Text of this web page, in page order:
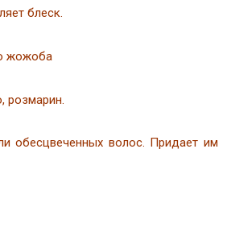
блеск.
жожоба
розмарин.
обесцвеченных волос. Придает им